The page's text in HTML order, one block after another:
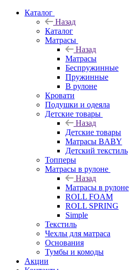
Каталог
Назад
Каталог
Матрасы
Назад
Матрасы
Беспружинные
Пружинные
В рулоне
Кровати
Подушки и одеяла
Детские товары
Назад
Детские товары
Матрасы BABY
Детский текстиль
Топперы
Матрасы в рулоне
Назад
Матрасы в рулоне
ROLL FOAM
ROLL SPRING
Simple
Текстиль
Чехлы для матраса
Основания
Тумбы и комоды
Акции